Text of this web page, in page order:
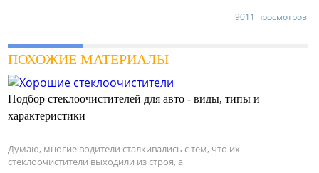
9011 просмотров
ПОХОЖИЕ МАТЕРИАЛЫ
Подбор стеклоочистителей для авто - виды, типы и
характеристики
Думаю, многие водители сталкивались с тем, что их
стеклоочистители выходили из строя, а